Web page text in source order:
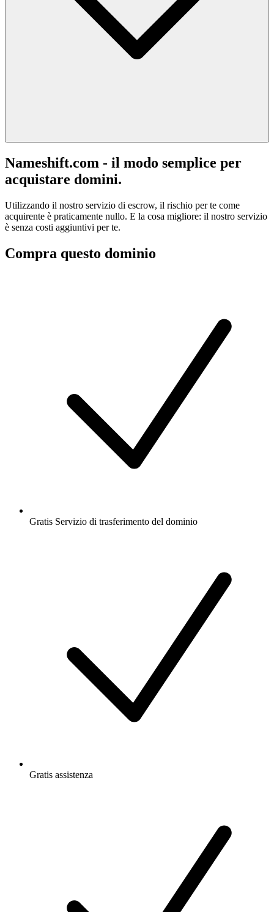
Nameshift.com - il modo semplice per
acquistare domini.
Utilizzando il nostro servizio di escrow, il rischio per te come
acquirente è praticamente nullo. E la cosa migliore: il nostro servizio
è senza costi aggiuntivi per te.
Compra questo dominio
Gratis Servizio di trasferimento del dominio
Gratis assistenza